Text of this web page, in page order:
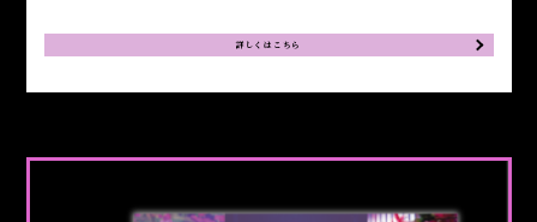
詳しくはこちら